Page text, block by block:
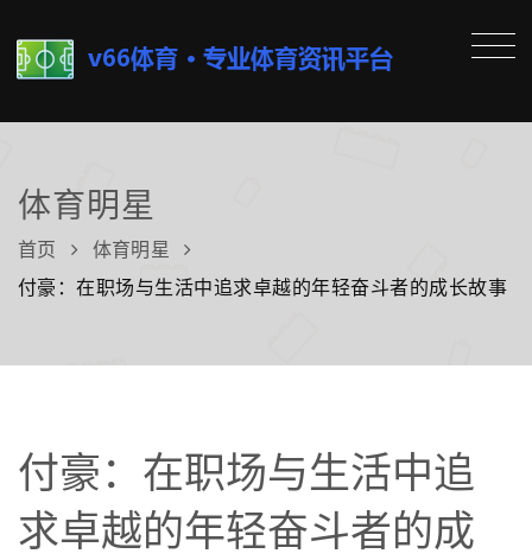
体育明星
首页
体育明星
付豪：在职场与生活中追求卓越的年轻奋斗者的成长故事
付豪：在职场与生活中追
求卓越的年轻奋斗者的成